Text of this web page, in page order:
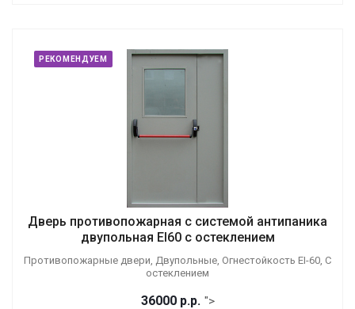
РЕКОМЕНДУЕМ
Дверь противопожарная с системой антипаника
двупольная EI60 с остеклением
Противопожарные двери, Двупольные, Огнестойкость EI-60, С
остеклением
36000 р.р. ">